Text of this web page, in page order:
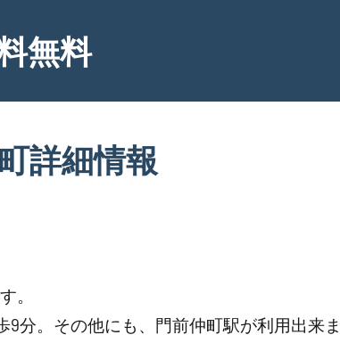
無料
詳細情報
。
分。その他にも、門前仲町駅が利用出来ま